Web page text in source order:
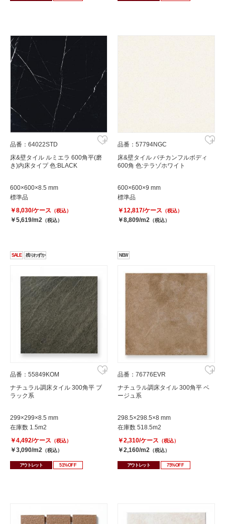
品番：64022STD
床&壁タイル ルミエラ 600角平(磨
き)内床タイプ 色:BLACK
600×600×8.5 mm
標準品
￥8,030/ケース （税込）
￥5,619/m2 （税込）
品番：57794NGC
床&壁タイル バチカンフルボディ
600角 色:テラゾホワイト
600×600×9 mm
標準品
￥12,817/ケース （税込）
￥8,809/m2 （税込）
SALE 残りわずか
品番：55849KOM
ナチュラル調床タイル 300角平 ブ
ラック系
299×299×8.5 mm
在庫数 1.5m2
￥4,492/ケース （税込）
￥3,090/m2 （税込）
アウトレット 51%OFF
NEW
品番：76776EVR
ナチュラル調床タイル 300角平 ベ
ージュ系
298.5×298.5×8 mm
在庫数 518.5m2
￥2,310/ケース （税込）
￥2,160/m2 （税込）
アウトレット 75%OFF